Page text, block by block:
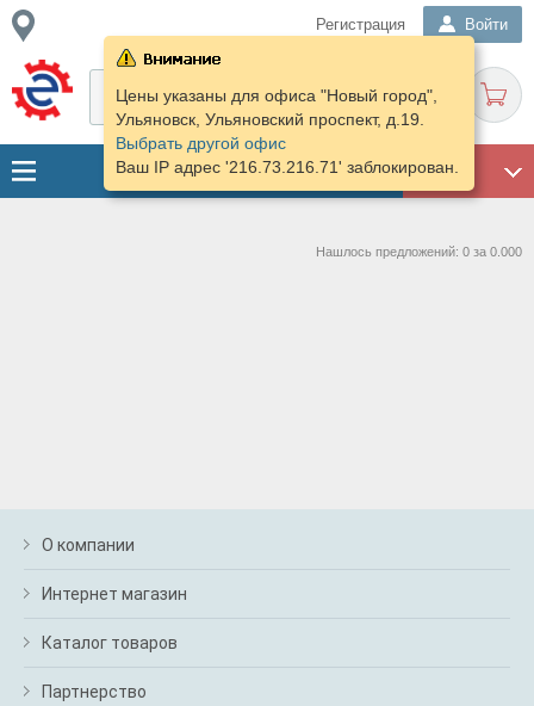
Регистрация Войти
ГАРАЖ
Цены указаны для офиса "Новый город",
Ульяновск, Ульяновский проспект, д.19.
Выбрать другой офис
Ваш IP адрес '216.73.216.71' заблокирован.
Нашлось предложений: 0 за 0.000
О компании
Интернет магазин
Каталог товаров
Партнерство